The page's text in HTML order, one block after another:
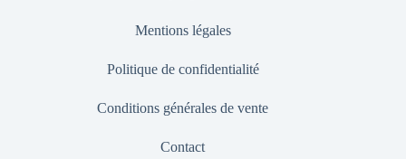
Mentions légales
Politique de confidentialité
Conditions générales de vente
Contact